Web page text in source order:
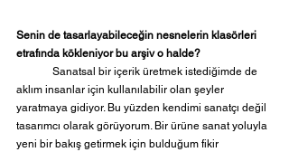
Senin de tasarlayabileceğin nesnelerin klasörleri
etrafında kökleniyor bu arşiv o halde?
aklım insanlar için kullanılabilir olan şeyler
yaratmaya gidiyor. Bu yüzden kendimi sanatçı değil
tasarımcı olarak görüyorum. Bir ürüne sanat yoluyla
yeni bir bakış getirmek için bulduğum fikir